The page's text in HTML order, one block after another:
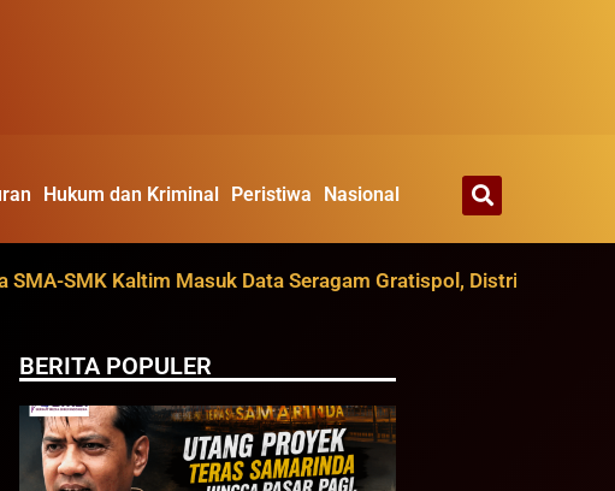
Hukum dan Kriminal Peristiwa Nasional
SMK Kaltim Masuk Data Seragam Gratispol, Distribusi Ditarget
BERITA POPULER